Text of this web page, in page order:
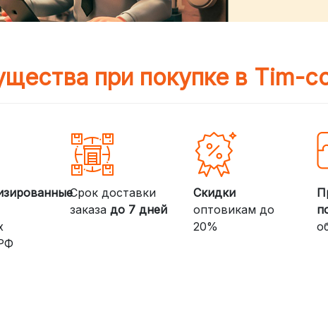
при покупке в Tim-
Срок доставки
заказадо 7 дней
Скидки
оптовикам до
20%